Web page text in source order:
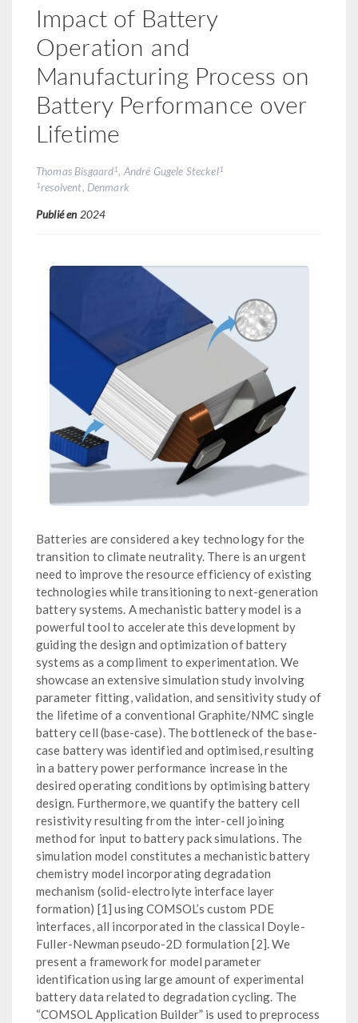
Impact of Battery
Operation and
Manufacturing Process on
Battery Performance over
Lifetime
Thomas Bisgaard1, André Gugele Steckel1
1resolvent, Denmark
Publié en 2024
Batteries are considered a key technology for the
transition to climate neutrality. There is an urgent
need to improve the resource efficiency of existing
technologies while transitioning to next-generation
battery systems. A mechanistic battery model is a
powerful tool to accelerate this development by
guiding the design and optimization of battery
systems as a compliment to experimentation. We
showcase an extensive simulation study involving
parameter fitting, validation, and sensitivity study of
the lifetime of a conventional Graphite/NMC single
battery cell (base-case). The bottleneck of the base-
case battery was identified and optimised, resulting
in a battery power performance increase in the
desired operating conditions by optimising battery
design. Furthermore, we quantify the battery cell
resistivity resulting from the inter-cell joining
method for input to battery pack simulations. The
simulation model constitutes a mechanistic battery
chemistry model incorporating degradation
mechanism (solid-electrolyte interface layer
formation) [1] using COMSOL’s custom PDE
interfaces, all incorporated in the classical Doyle-
Fuller-Newman pseudo-2D formulation [2]. We
present a framework for model parameter
identification using large amount of experimental
battery data related to degradation cycling. The
“COMSOL Application Builder” is used to preprocess